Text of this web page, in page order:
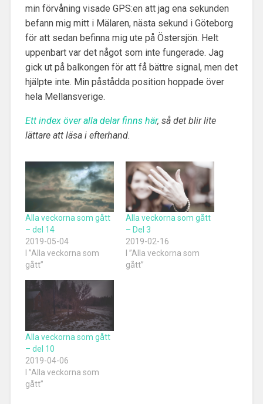
min förvåning visade GPS:en att jag ena sekunden
befann mig mitt i Mälaren, nästa sekund i Göteborg
för att sedan befinna mig ute på Östersjön. Helt
uppenbart var det något som inte fungerade. Jag
gick ut på balkongen för att få bättre signal, men det
hjälpte inte. Min påstådda position hoppade över
hela Mellansverige.
Ett index över alla delar finns här, så det blir lite
lättare att läsa i efterhand.
Alla veckorna som gått
– del 14
2019-05-04
I ”Alla veckorna som
gått”
Alla veckorna som gått
– Del 3
2019-02-16
I ”Alla veckorna som
gått”
Alla veckorna som gått
– del 10
2019-04-06
I ”Alla veckorna som
gått”